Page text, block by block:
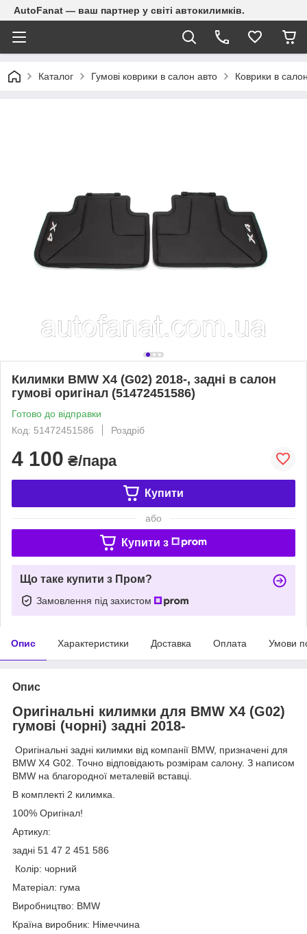
AutoFanat — ваш партнер у світі автокилимків.
Каталог Гумові коврики в салон авто Коврики в
Килимки BMW X4 (G02) 2018-, задні в салон
гумові оригінал (51472451586)
Готово до відправки
Код: 51472451586
Роздріб
4 100 ₴/пара
Купити
або
Купити з
Що таке купити з Пром?
Замовлення під захистом
Опис Характеристики Доставка Оплата Умови
Опис
Оригінальні килимки для BMW X4 (G02)
гумові (чорні) задні 2018-
Оригінальні задні килимки від компанії BMW, призначені для
BMW X4 G02. Точно відповідають розмірам салону. З написом
BMW на благородної металевій вставці.
В комплекті 2 килимка.
100% Оригінал!
Артикул:
задні 51 47 2 451 586
Колір: чорний
Матеріал: гума
Виробництво: BMW
Країна виробник: Німеччина